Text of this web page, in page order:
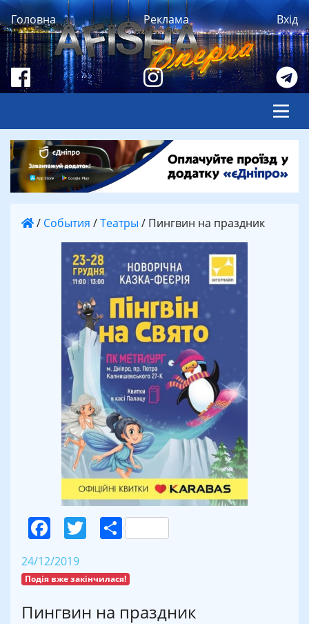
Головна Реклама Вхід
/ События /Театры / Пингвин на праздник
Facebook
Twitter
Поділитися
24/12/2019
Подія вже закінчилася!
Пингвин на праздник